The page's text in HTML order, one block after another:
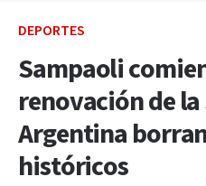
DEPORTES
Sampaoli
renovación de
Argentina
históricos